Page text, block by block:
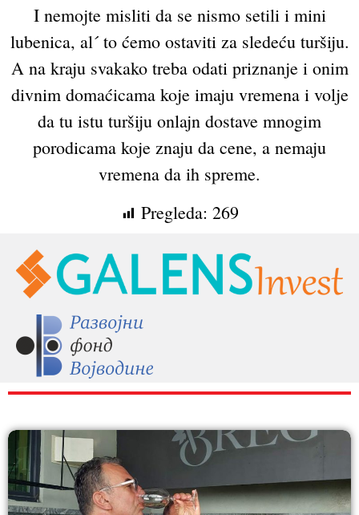
I nemojte misliti da se nismo setili i mini
lubenica, al´ to ćemo ostaviti za sledeću turšiju.
A na kraju svakako treba odati priznanje i onim
divnim domaćicama koje imaju vremena i volje
da tu istu turšiju onlajn dostave mnogim
porodicama koje znaju da cene, a nemaju
vremena da ih spreme.
Pregleda: 269
RAZNO